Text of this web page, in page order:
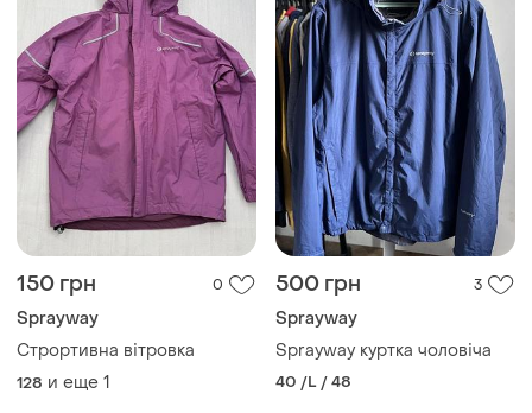
150 грн 0
Sprayway
Строртивна вітровка
128 и еще 1
500 грн 3
Sprayway
Sprayway куртка чоловіча
40 /L / 48